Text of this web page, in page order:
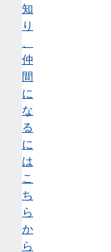
知
り
、
仲
間
に
な
る
に
は
こ
ち
ら
か
ら